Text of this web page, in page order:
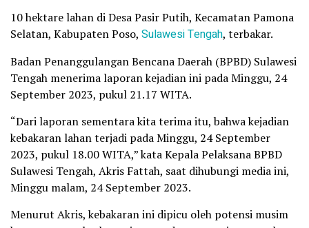
10 hektare lahan di Desa Pasir Putih, Kecamatan Pamona
Selatan, Kabupaten Poso, Sulawesi Tengah, terbakar.
Badan Penanggulangan Bencana Daerah (BPBD) Sulawesi
Tengah menerima laporan kejadian ini pada Minggu, 24
September 2023, pukul 21.17 WITA.
“Dari laporan sementara kita terima itu, bahwa kejadian
kebakaran lahan terjadi pada Minggu, 24 September
2023, pukul 18.00 WITA,” kata Kepala Pelaksana BPBD
Sulawesi Tengah, Akris Fattah, saat dihubungi media ini,
Minggu malam, 24 September 2023.
Menurut Akris, kebakaran ini dipicu oleh potensi musim